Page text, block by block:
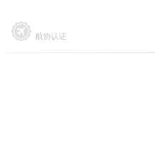
航协认证